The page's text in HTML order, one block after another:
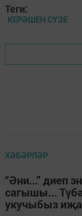
Теги:
КЕРӘШЕН СҮЗЕ
ХӘБӘРЛӘР
“Әни...” диеп
сагышы...
укучыбыз